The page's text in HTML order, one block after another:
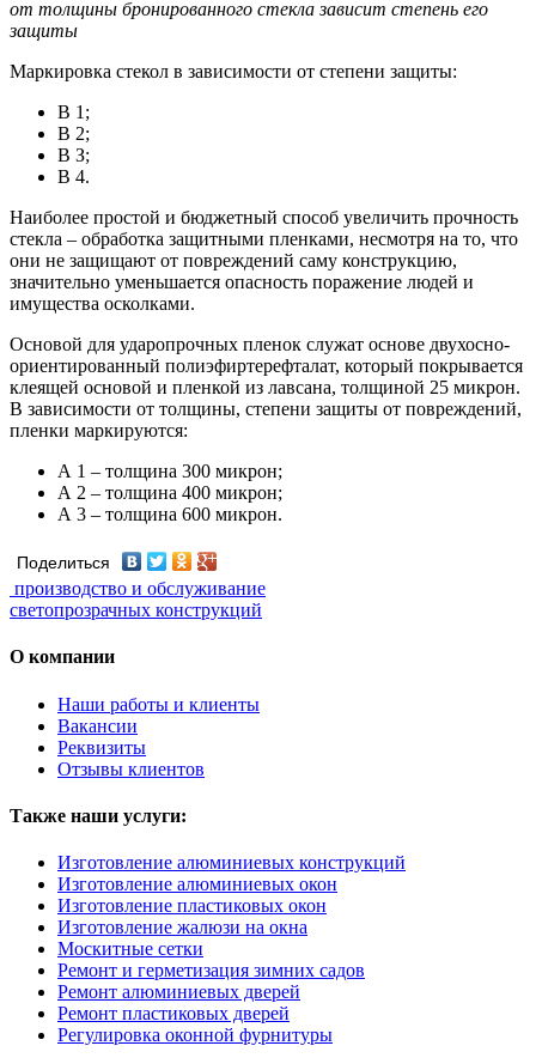
от толщины бронированного стекла зависит степень его
защиты
Маркировка стекол в зависимости от степени защиты:
В 1;
В 2;
В З;
В 4.
Наиболее простой и бюджетный способ увеличить прочность
стекла – обработка защитными пленками, несмотря на то, что
они не защищают от повреждений саму конструкцию,
значительно уменьшается опасность поражение людей и
имущества осколками.
Основой для ударопрочных пленок служат основе двухосно-
ориентированный полиэфиртерефталат, который покрывается
клеящей основой и пленкой из лавсана, толщиной 25 микрон.
В зависимости от толщины, степени защиты от повреждений,
пленки маркируются:
А 1 – толщина 300 микрон;
А 2 – толщина 400 микрон;
А 3 – толщина 600 микрон.
Поделиться
производство и обслуживание
светопрозрачных конструкций
О компании
Наши работы и клиенты
Вакансии
Реквизиты
Отзывы клиентов
Также наши услуги:
Изготовление алюминиевых конструкций
Изготовление алюминиевых окон
Изготовление пластиковых окон
Изготовление жалюзи на окна
Москитные сетки
Ремонт и герметизация зимних садов
Ремонт алюминиевых дверей
Ремонт пластиковых дверей
Регулировка оконной фурнитуры